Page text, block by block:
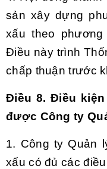
sản xây dựng
xấu theo
Điều này trình
chấp thuận trước
Điều 8. Điều
được Công ty
1. Công ty Quản
xấu có đủ các